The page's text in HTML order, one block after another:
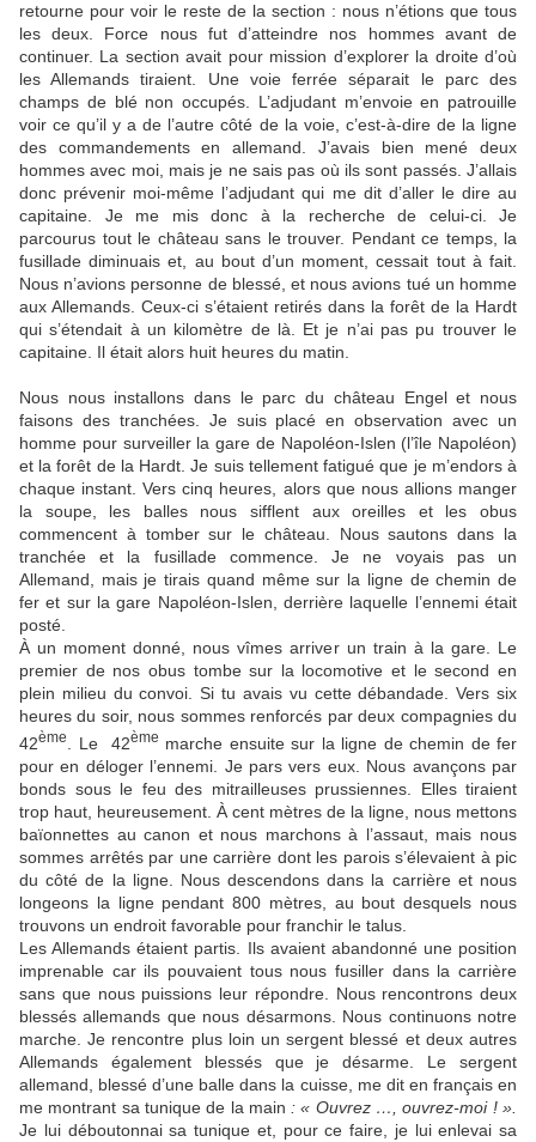
retourne pour voir le reste de la section : nous n’étions que tous
les deux. Force nous fut d’atteindre nos hommes avant de
continuer. La section avait pour mission d’explorer la droite d’où
les Allemands tiraient. Une voie ferrée séparait le parc des
champs de blé non occupés. L’adjudant m’envoie en patrouille
voir ce qu’il y a de l’autre côté de la voie, c’est-à-dire de la ligne
des commandements en allemand. J’avais bien mené deux
hommes avec moi, mais je ne sais pas où ils sont passés. J’allais
donc prévenir moi-même l’adjudant qui me dit d’aller le dire au
capitaine. Je me mis donc à la recherche de celui-ci. Je
parcourus tout le château sans le trouver. Pendant ce temps, la
fusillade diminuais et, au bout d’un moment, cessait tout à fait.
Nous n’avions personne de blessé, et nous avions tué un homme
aux Allemands. Ceux-ci s’étaient retirés dans la forêt de la Hardt
qui s’étendait à un kilomètre de là. Et je n’ai pas pu trouver le
capitaine. Il était alors huit heures du matin.
Nous nous installons dans le parc du château Engel et nous
faisons des tranchées. Je suis placé en observation avec un
homme pour surveiller la gare de Napoléon-Islen (l’île Napoléon)
et la forêt de la Hardt. Je suis tellement fatigué que je m’endors à
chaque instant. Vers cinq heures, alors que nous allions manger
la soupe, les balles nous sifflent aux oreilles et les obus
commencent à tomber sur le château. Nous sautons dans la
tranchée et la fusillade commence. Je ne voyais pas un
Allemand, mais je tirais quand même sur la ligne de chemin de
fer et sur la gare Napoléon-Islen, derrière laquelle l’ennemi était
posté.
À un moment donné, nous vîmes arriver un train à la gare. Le
premier de nos obus tombe sur la locomotive et le second en
plein milieu du convoi. Si tu avais vu cette débandade. Vers six
heures du soir, nous sommes renforcés par deux compagnies du
42ème . Le 42ème marche ensuite sur la ligne de chemin de fer
pour en déloger l’ennemi. Je pars vers eux. Nous avançons par
bonds sous le feu des mitrailleuses prussiennes. Elles tiraient
trop haut, heureusement. À cent mètres de la ligne, nous mettons
baïonnettes au canon et nous marchons à l’assaut, mais nous
sommes arrêtés par une carrière dont les parois s’élevaient à pic
du côté de la ligne. Nous descendons dans la carrière et nous
longeons la ligne pendant 800 mètres, au bout desquels nous
trouvons un endroit favorable pour franchir le talus.
Les Allemands étaient partis. Ils avaient abandonné une position
imprenable car ils pouvaient tous nous fusiller dans la carrière
sans que nous puissions leur répondre. Nous rencontrons deux
blessés allemands que nous désarmons. Nous continuons notre
marche. Je rencontre plus loin un sergent blessé et deux autres
Allemands également blessés que je désarme. Le sergent
allemand, blessé d’une balle dans la cuisse, me dit en français en
me montrant sa tunique de la main : « Ouvrez …, ouvrez-moi ! ».
Je lui déboutonnai sa tunique et, pour ce faire, je lui enlevai sa